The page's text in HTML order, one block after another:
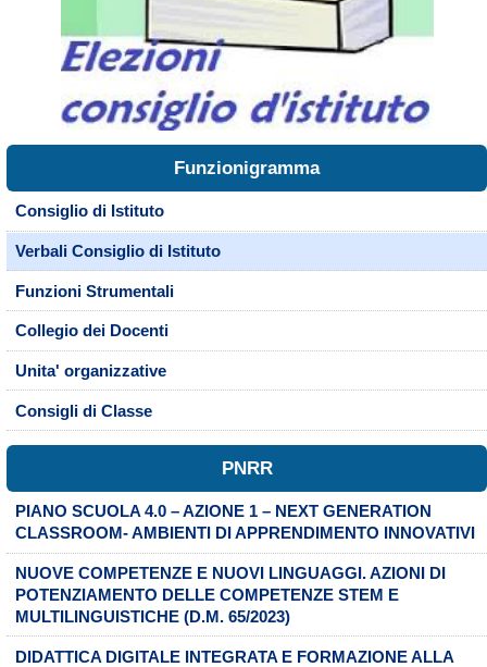
Funzionigramma
Consiglio di Istituto
Verbali Consiglio di Istituto
Funzioni Strumentali
Collegio dei Docenti
Unita' organizzative
Consigli di Classe
PNRR
PIANO SCUOLA 4.0 – AZIONE 1 – NEXT GENERATION
CLASSROOM- AMBIENTI DI APPRENDIMENTO INNOVATIVI
NUOVE COMPETENZE E NUOVI LINGUAGGI. AZIONI DI
POTENZIAMENTO DELLE COMPETENZE STEM E
MULTILINGUISTICHE (D.M. 65/2023)
DIDATTICA DIGITALE INTEGRATA E FORMAZIONE ALLA